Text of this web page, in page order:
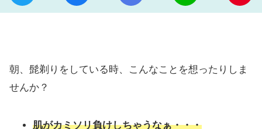
朝、髭剃りをしている時、こんなことを想ったりしま
せんか？
肌がカミソリ負けしちゃうなぁ・・・